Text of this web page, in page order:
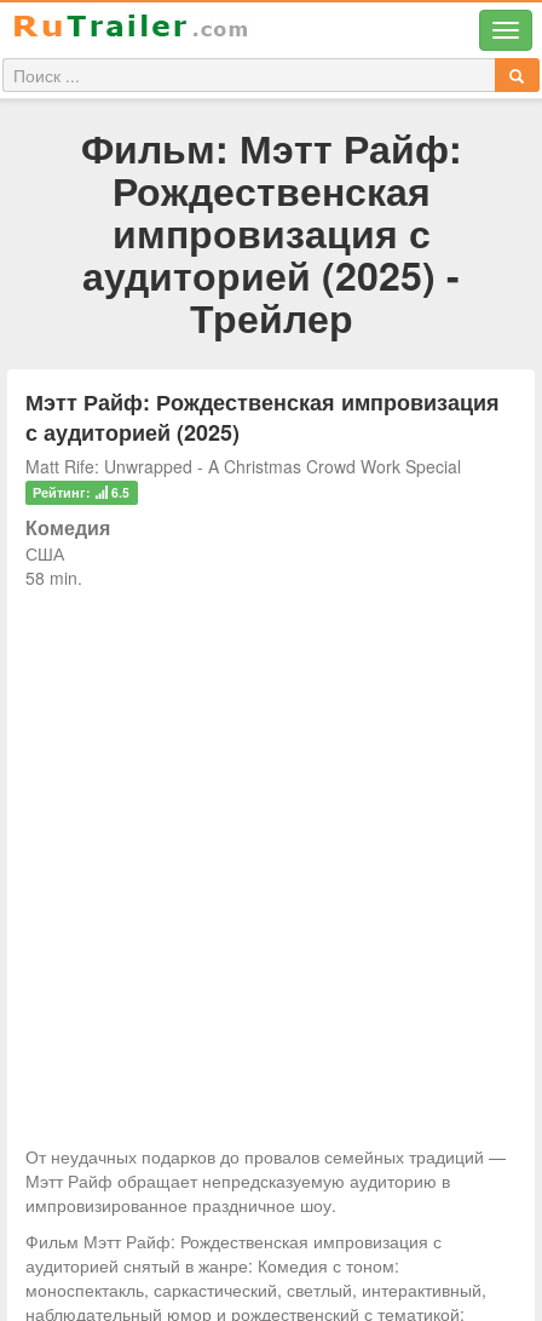
Фильм: Мэтт Райф:
Рождественская
импровизация с
аудиторией (2025) -
Трейлер
Мэтт Райф: Рождественская импровизация
с аудиторией (2025)
Matt Rife: Unwrapped - A Christmas Crowd Work Special
Рейтинг: 6.5
Комедия
США
58 min.
От неудачных подарков до провалов семейных традиций —
Мэтт Райф обращает непредсказуемую аудиторию в
импровизированное праздничное шоу.
Фильм Мэтт Райф: Рождественская импровизация с
аудиторией снятый в жанре: Комедия с тоном:
моноспектакль, саркастический, светлый, интерактивный,
наблюдательный юмор и рождественский с тематикой: